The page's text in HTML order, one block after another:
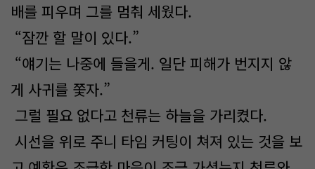
배를 피우며 그를 멈춰 세웠다.
“잠깐 할 말이 있다.”
“얘기는 나중에 들을게. 일단 피해가 번지지 않
게 사귀를 쫓자.”
그럴 필요 없다고 천류는 하늘을 가리켰다.
시선을 위로 주니 타임 커팅이 쳐져 있는 것을 보